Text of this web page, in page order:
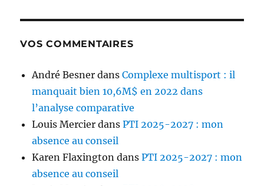
VOS COMMENTAIRES
André Besner dansComplexe multisport : il
manquait bien 10,6M$ en 2022 dans
l’analyse comparative
Louis Mercier dansPTI 2025-2027 : mon
absence au conseil
Karen Flaxington dansPTI 2025-2027 : mon
absence au conseil